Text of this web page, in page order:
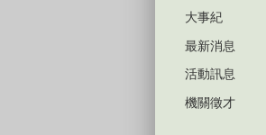
大事紀
最新消息
活動訊息
機關徵才